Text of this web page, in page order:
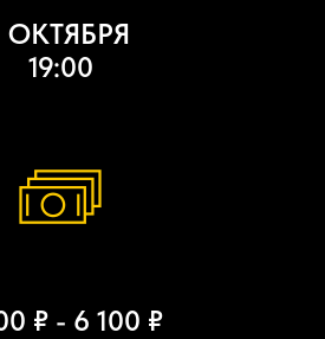
ОКТЯБРЯ
19:00
₽ - 6 100 ₽